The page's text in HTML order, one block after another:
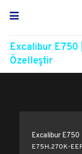
Excalibur E750
Özelleştir
Excalibur E750
E75H.270K-